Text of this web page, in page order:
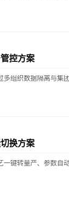
控方案
换方案